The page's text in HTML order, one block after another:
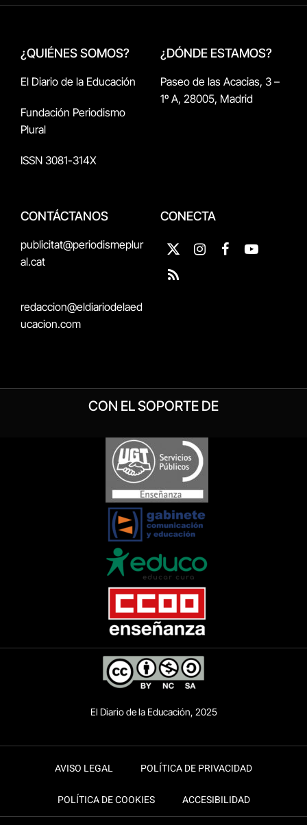
¿QUIÉNES SOMOS?
El Diario de la Educación
Fundación Periodismo
Plural
ISSN 3081-314X
¿DÓNDE ESTAMOS?
Paseo de las Acacias, 3 –
1º A, 28005, Madrid
CONTÁCTANOS
publicitat@periodismeplur
al.cat
redaccion@eldiariodelaed
ucacion.com
CONECTA
X
(Twitter)
InstagramFacebookYouTube
RSS
CON EL SOPORTE DE
El Diario de la Educación, 2025
AVISO LEGAL POLÍTICA DE PRIVACIDAD
POLÍTICA DE COOKIES ACCESIBILIDAD